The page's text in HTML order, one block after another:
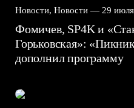
Новости, Новости — 29
Фомичев, SP4K и
Горьковская»:
дополнил программу